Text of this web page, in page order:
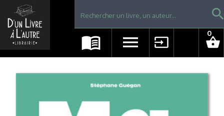
Librairie D'un livre à l'autre - Avranches
menu_book menu input shopping_basket
0